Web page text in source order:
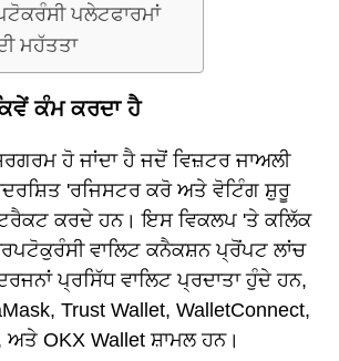
ਪਲੇਟਫਾਰਮਾਂ
ਮਹੱਤਤਾ
ਕੰਮ ਕਰਦਾ ਹੈ
ਹੋ ਜਾਂਦਾ ਹੈ ਜਦੋਂ ਵਿਜ਼ਟਰ ਜਾਅਲੀ
'ਰਜਿਸਟਰ ਕਰੋ ਅਤੇ ਵੋਟਿੰਗ ਸ਼ੁਰੂ
ਕਰਦੇ ਹਨ। ਇਸ ਵਿਕਲਪ 'ਤੇ ਕਲਿੱਕ
ਵਾਲਿਟ ਕਨੈਕਸ਼ਨ ਪ੍ਰੋਂਪਟ ਲਾਂਚ
ਪ੍ਰਸਿੱਧ ਵਾਲਿਟ ਪ੍ਰਦਾਤਾ ਹੁੰਦੇ ਹਨ,
Trust Wallet, WalletConnect,
ਅਤੇ OKX Wallet ਸ਼ਾਮਲ ਹਨ।